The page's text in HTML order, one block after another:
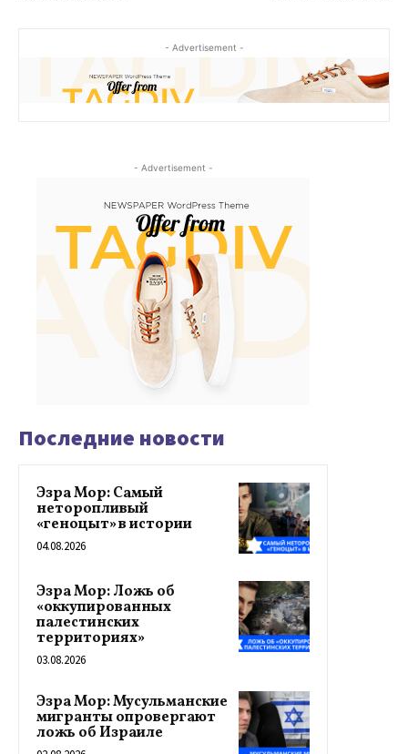
- Advertisement -
- Advertisement -
Последние новости
Эзра Мор: Самый
неторопливый
«геноцыт» в истории
04.08.2026
Эзра Мор: Ложь об
«оккупированных
палестинских
территориях»
03.08.2026
Эзра Мор: Мусульманские
мигранты опровергают
ложь об Израиле